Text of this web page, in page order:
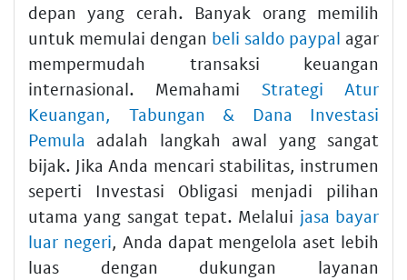
depan yang cerah. Banyak orang memilih
untuk memulai dengan beli saldo paypal agar
mempermudah transaksi keuangan
internasional. Memahami Strategi Atur
Keuangan, Tabungan & Dana Investasi
Pemula adalah langkah awal yang sangat
bijak. Jika Anda mencari stabilitas, instrumen
seperti Investasi Obligasi menjadi pilihan
utama yang sangat tepat. Melalui jasa bayar
luar negeri, Anda dapat mengelola aset lebih
luas dengan dukungan layanan